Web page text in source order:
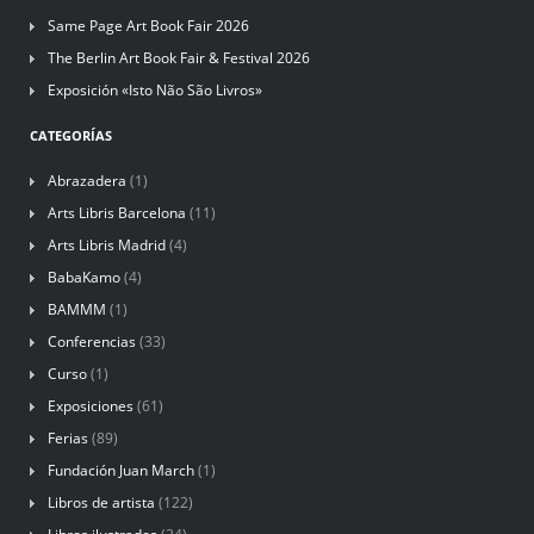
Same Page Art Book Fair 2026
The Berlin Art Book Fair & Festival 2026
Exposición «Isto Não São Livros»
CATEGORÍAS
Abrazadera (1)
Arts Libris Barcelona (11)
Arts Libris Madrid(4)
BabaKamo(4)
BAMMM (1)
Conferencias (33)
Curso(1)
Exposiciones (61)
Ferias (89)
Fundación Juan March(1)
Libros de artista (122)